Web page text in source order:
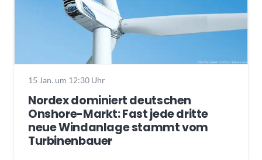
15 Jan. um 12:30 Uhr
Nordex dominiert deutschen
Onshore-Markt: Fast jede dritte
neue Windanlage stammt vom
Turbinenbauer